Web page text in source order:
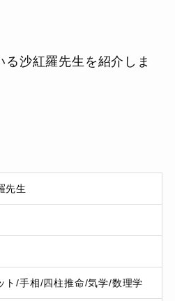
沙紅羅先生を紹介しま
先生
ト/手相/四柱推命/気学/数理学